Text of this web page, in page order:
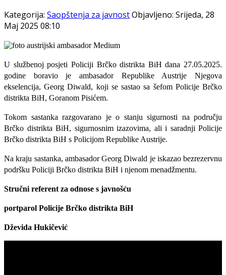
Kategorija: Saopštenja za javnostObjavljeno: Srijeda, 28
Maj 2025 08:10
U službenoj posjeti Policiji Brčko distrikta BiH dana 27.05.2025.
godine boravio je ambasador Republike Austrije Njegova
ekselencija, Georg Diwald, koji se sastao sa šefom Policije Brčko
distrikta BiH, Goranom Pisićem.
Tokom sastanka razgovarano je o stanju sigurnosti na području
Brčko distrikta BiH, sigurnosnim izazovima, ali i saradnji Policije
Brčko distrikta BiH s Policijom Republike Austrije.
Na kraju sastanka, ambasador Georg Diwald je iskazao bezrezervnu
podršku Policiji Brčko distrikta BiH i njenom menadžmentu.
Stručni referent za odnose s javnošću
portparol Policije Brčko distrikta BiH
Dževida Hukičević